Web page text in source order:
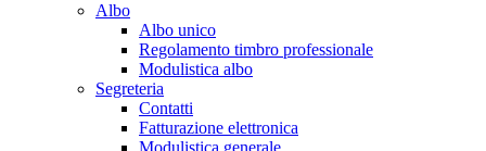
Albo
Albo unico
Regolamento timbro professionale
Modulistica albo
Segreteria
Contatti
Fatturazione elettronica